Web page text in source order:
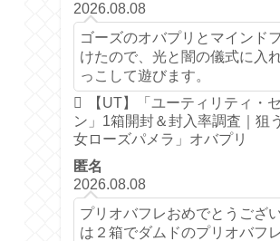
2026.08.08
ゴーズのオバプリとマインド
けたので、光と闇の儀式に入
っこして遊びます。
【UT】「ユーティリティ・
ン」1箱開封＆封入率調査｜狙
女ローズパメラ」オバプリ
匿名
2026.08.08
プリオバフレおめでとうござ
は２箱でダムドのプリオバフ